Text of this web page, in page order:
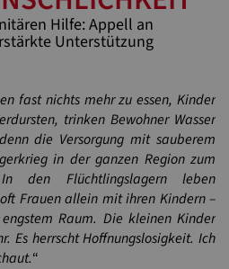
Hilfe: Appell an
Unterstützung
fast nichts mehr zu essen, Kinder
trinken Bewohner Wasser
die Versorgung mit sauberem
in der ganzen Region zum
den Flüchtlingslagern leben
Frauen allein mit ihren Kindern –
Raum. Die kleinen Kinder
Es herrscht Hoffnungslosigkeit. Ich
“